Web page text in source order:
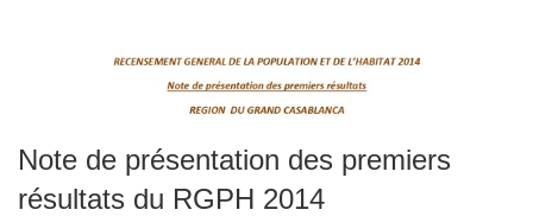
Note de présentation des premiers
résultats du RGPH 2014